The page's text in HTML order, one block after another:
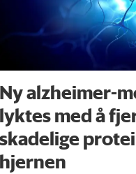
Ny alzheimer-
lyktes med å
skadelige
hjernen